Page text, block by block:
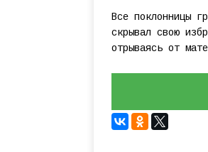
Все поклонницы
скрывал свою
отрываясь от